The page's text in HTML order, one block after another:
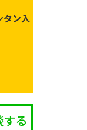
タン入
る